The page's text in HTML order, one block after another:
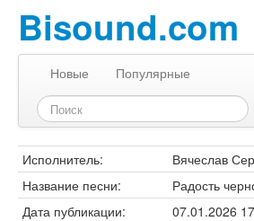
Bisound.com
Новые Популярные
Исполнитель:
Вячеслав
Название песни:
Радость
Дата публикации:
07.01.2026